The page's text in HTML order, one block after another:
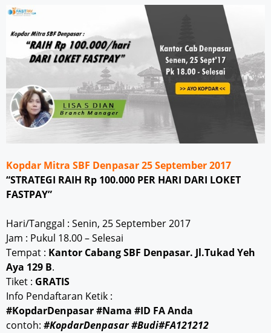
Kopdar Mitra SBF Denpasar 25 September 2017
“STRATEGI RAIH Rp 100.000 PER HARI DARI LOKET
FASTPAY”
Hari/Tanggal : Senin, 25 September 2017
Jam : Pukul 18.00 – Selesai
Tempat : Kantor Cabang SBF Denpasar. Jl.Tukad Yeh
Aya 129 B.
Tiket : GRATIS
Info Pendaftaran Ketik :
#KopdarDenpasar #Nama #ID FA Anda
contoh: #KopdarDenpasar #Budi#FA121212